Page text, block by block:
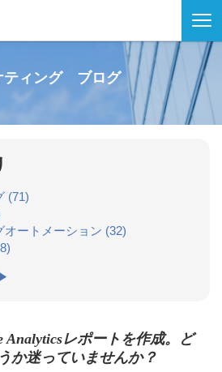
ティング ブログ
(71)
オートメーション (32)
Analyticsレポートを作成。ど
か迷っていませんか？